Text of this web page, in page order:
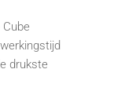
drukste